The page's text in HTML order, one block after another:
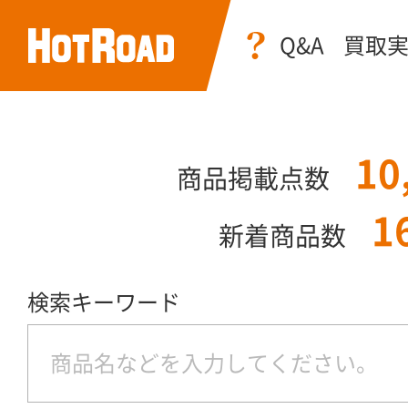
Q&A 買取
商品掲載点数
新着商品数
検索キーワード